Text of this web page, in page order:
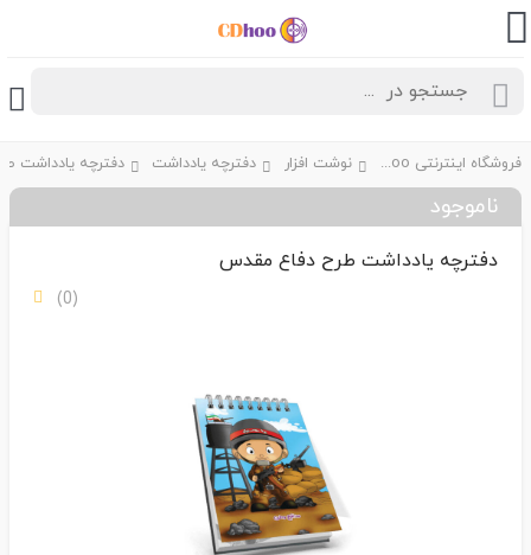
فروشگاه اینترنتی CDhoo نوشت افزار دفترچه یادداشت
ناموجود
دفترچه یادداشت طرح دفاع مقدس
(0)